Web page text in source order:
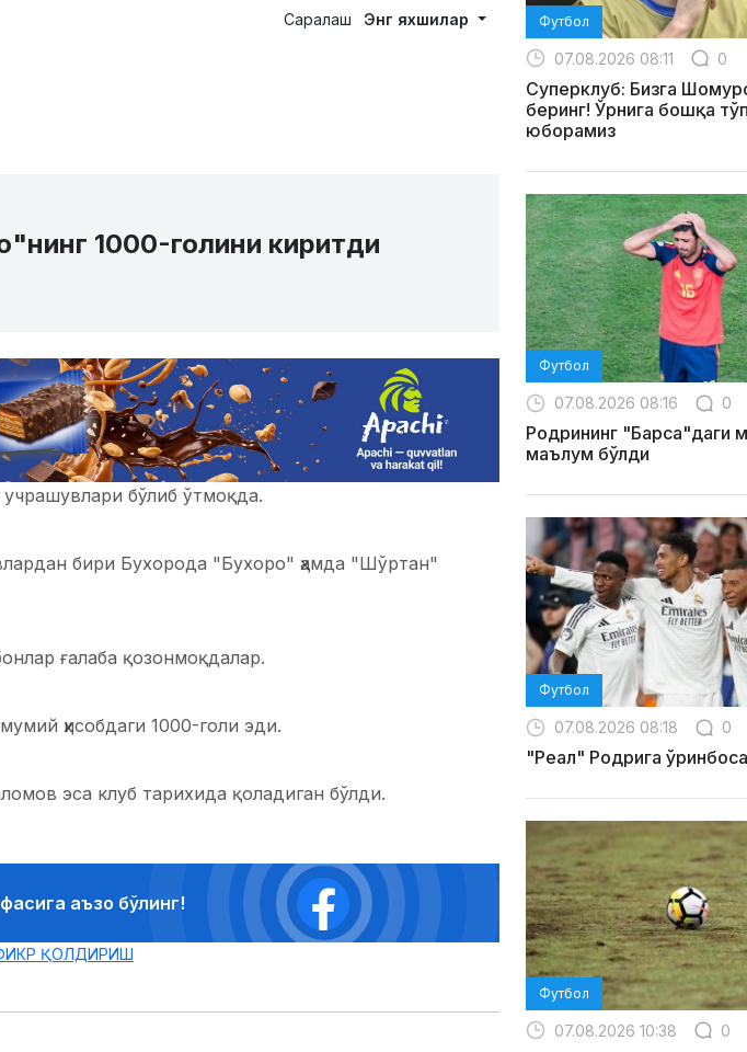
Саралаш Энг яхшилар
1000-голини киритди
бўлиб ўтмоқда.
бири Бухорода "Бухоро" ҳамда "Шўртан"
ғалаба қозонмоқдалар.
ҳисобдаги 1000-голи эди.
эса клуб тарихида қоладиган бўлди.
аъзо бўлинг!
ҚОЛДИРИШ
Футбол
07.08.2026 08:11 0
Суперклуб: Бизга
беринг! Ўрнига бошқа
юборамиз
Футбол
07.08.2026 08:16 0
Родрининг "Барса"даги
маълум бўлди
Футбол
07.08.2026 08:18 0
"Реал" Родрига
Футбол
07.08.2026 10:38 0